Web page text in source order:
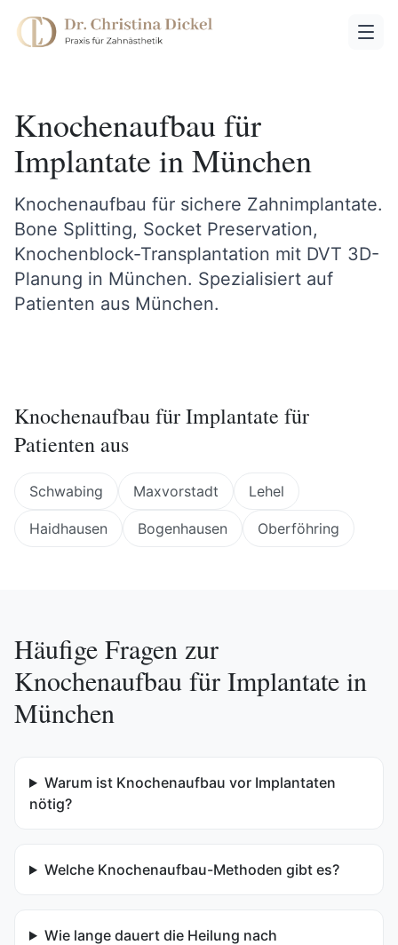
Knochenaufbau für
Implantate in München
Knochenaufbau für sichere Zahnimplantate.
Bone Splitting, Socket Preservation,
Knochenblock-Transplantation mit DVT 3D-
Planung in München. Spezialisiert auf
Patienten aus München.
Knochenaufbau für Implantate für
Patienten aus
Schwabing Maxvorstadt Lehel
Haidhausen Bogenhausen Oberföhring
Häufige Fragen zur
Knochenaufbau für Implantate in
München
Warum ist Knochenaufbau vor Implantaten
nötig?
Welche Knochenaufbau-Methoden gibt es?
Wie lange dauert die Heilung nach